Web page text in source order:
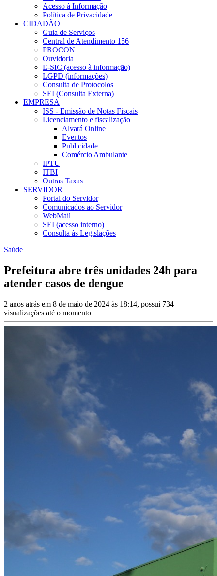
Acesso à Informação
Política de Privacidade
CIDADÃO
Guia de Serviços
Central de Atendimento 156
PROCON
Ouvidoria
E-SIC (acesso à informação)
LGPD (informações)
Consulta de Protocolos
SEI (Consulta Externa)
EMPRESA
ISS - Emissão de Notas Fiscais
Licenciamento e fiscalização
Alvará Online
Eventos
Publicidade
Comércio Ambulante
IPTU
ITBI
Outras Taxas
SERVIDOR
Portal do Servidor
Comunicados ao Servidor
WebMail
SEI (acesso interno)
Consulta às Legislações
Saúde
Prefeitura abre três unidades 24h para
atender casos de dengue
2 anos atrás em 8 de maio de 2024 às 18:14, possui 734
visualizações até o momento